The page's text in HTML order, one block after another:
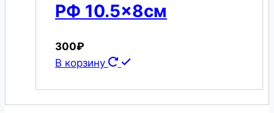
РФ 10.5×8см
300₽
В корзину